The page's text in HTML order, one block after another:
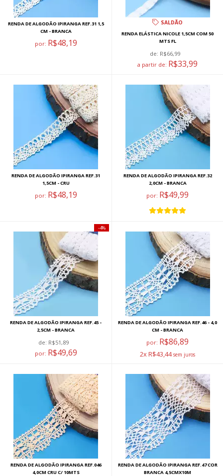
RENDA DE ALGODÃO IPIRANGA REF.31 1,5
CM - BRANCA
por: R$48,19
SALDÃO
RENDA ELÁSTICA NICOLE 1,5CM COM 50
MTS FL
de: R$66,99
a partir de: R$33,99
RENDA DE ALGODÃO IPIRANGA REF.31
1,5CM - CRU
por: R$48,19
RENDA DE ALGODÃO IPIRANGA REF.32
2,0CM - BRANCA
por: R$49,99
RENDA DE ALGODÃO IPIRANGA REF.45 -
2,5CM - BRANCA
de: R$51,89
por: R$49,69
4%
RENDA DE ALGODÃO IPIRANGA REF.46 - 4,0
CM - BRANCA
por: R$86,89
2x R$43,44
RENDA DE ALGODÃO IPIRANGA REF.046
4,0CM CRU C/ 10MTS
RENDA DE ALGODÃO IPIRANGA REF.47 COR
BRANCA 4,5CMX10M